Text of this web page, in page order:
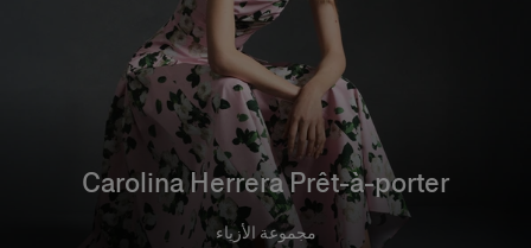
Carolina Herrera Prêt-à-porter
مجموعة الأزياء